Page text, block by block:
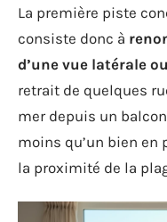
La première piste
consiste donc à
d’une vue latérale
retrait de quelques
mer depuis un
moins qu’un bien
la proximité de la